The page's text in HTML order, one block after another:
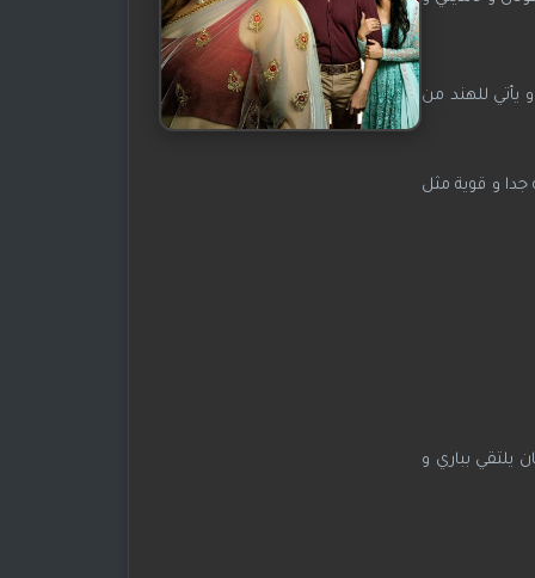
يأتي للهند من
جدا و قوية مثل
يلتقي بباري و